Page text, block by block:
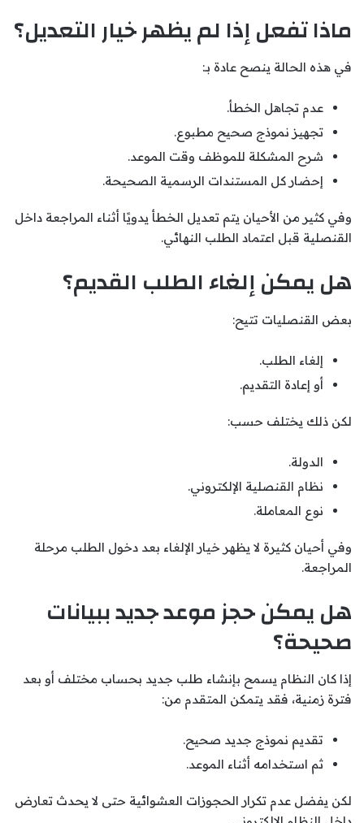
ماذا تفعل إذا لم يظهر خيار التعديل؟
في هذه الحالة ينصح عادة بـ:
عدم تجاهل الخطأ.
تجهيز نموذج صحيح مطبوع.
شرح المشكلة للموظف وقت الموعد.
إحضار كل المستندات الرسمية الصحيحة.
وفي كثير من الأحيان يتم تعديل الخطأ يدويًا أثناء المراجعة داخل
القنصلية قبل اعتماد الطلب النهائي.
هل يمكن إلغاء الطلب القديم؟
بعض القنصليات تتيح:
إلغاء الطلب.
أو إعادة التقديم.
لكن ذلك يختلف حسب:
الدولة.
نظام القنصلية الإلكتروني.
نوع المعاملة.
وفي أحيان كثيرة لا يظهر خيار الإلغاء بعد دخول الطلب مرحلة
المراجعة.
هل يمكن حجز موعد جديد ببيانات
صحيحة؟
إذا كان النظام يسمح بإنشاء طلب جديد بحساب مختلف أو بعد
فترة زمنية، فقد يتمكن المتقدم من:
تقديم نموذج جديد صحيح.
ثم استخدامه أثناء الموعد.
لكن يفضل عدم تكرار الحجوزات العشوائية حتى لا يحدث تعارض